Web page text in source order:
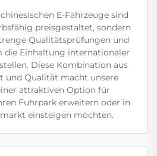
E-Fahrzeuge sind
preisgestaltet, sondern
Qualitätsprüfungen und
die Einhaltung internationaler
Diese Kombination aus
und Qualität macht unsere
attraktiven Option für
Fuhrpark erweitern oder in
einsteigen möchten.